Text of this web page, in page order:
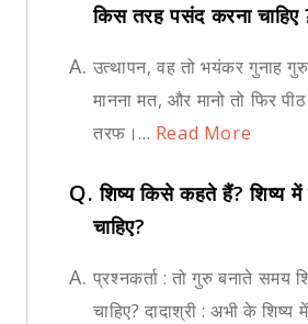
किस तरह पसंद करना चाहिए
A. उत्थापन, वह तो भयंकर गुनाह
मानना मत, और मानो तो फिर
तरफ।... Read More
Q.शिष्य किसे कहते हैं? शिष्य
चाहिए?
A. प्रश्नकर्ता : तो गुरु बनाते समय
चाहिए? दादाश्री : अभी के शिष्य